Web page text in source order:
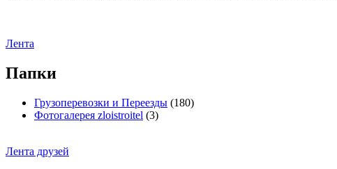
Лента
Папки
Грузоперевозки и Переезды (180)
Фотогалерея zloistroitel (3)
Лента друзей